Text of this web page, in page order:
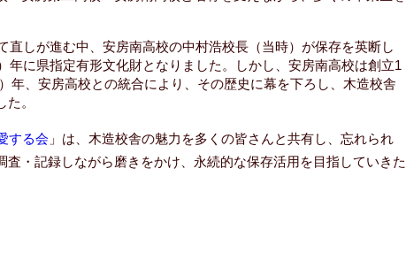
直しが進む中、安房南高校の中村浩校長（当時）が保存を英断し
年に県指定有形文化財となりました。しかし、安房南高校は創立1
年、安房高校との統合により、その歴史に幕を下ろし、木造校舎
。
する会 」は、木造校舎の魅力を多くの皆さんと共有し、忘れられ
査・記録しながら磨きをかけ、永続的な保存活用を目指していきた